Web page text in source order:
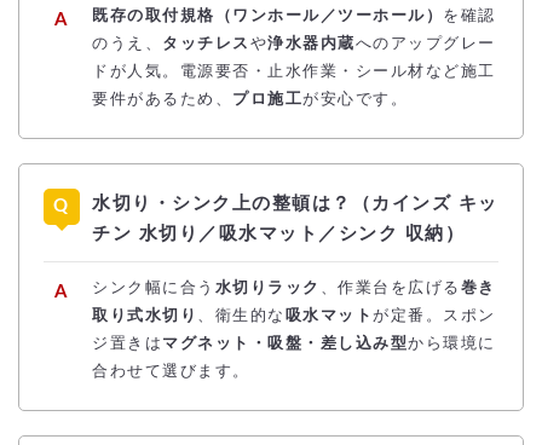
既存の取付規格（ワンホール／ツーホール） を確認
のうえ、 タッチレス や浄水器内蔵へのアップグレー
ドが人気。電源要否・止水作業・シール材など施工
要件があるため、 プロ施工が安心です。
水切り・シンク上の整頓は？（カインズ キッ
チン 水切り／吸水マット／シンク 収納）
シンク幅に合う 水切りラック 、作業台を広げる 巻き
取り式水切り 、衛生的な 吸水マット が定番。スポン
ジ置きは マグネット・吸盤・差し込み型から環境に
合わせて選びます。